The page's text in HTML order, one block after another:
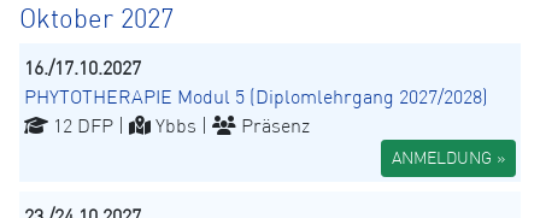
Oktober 2027
16./17.10.2027
PHYTOTHERAPIE Modul 5 (Diplomlehrgang 2027/2028)
12 DFP |
Ybbs | Präsenz
ANMELDUNG »